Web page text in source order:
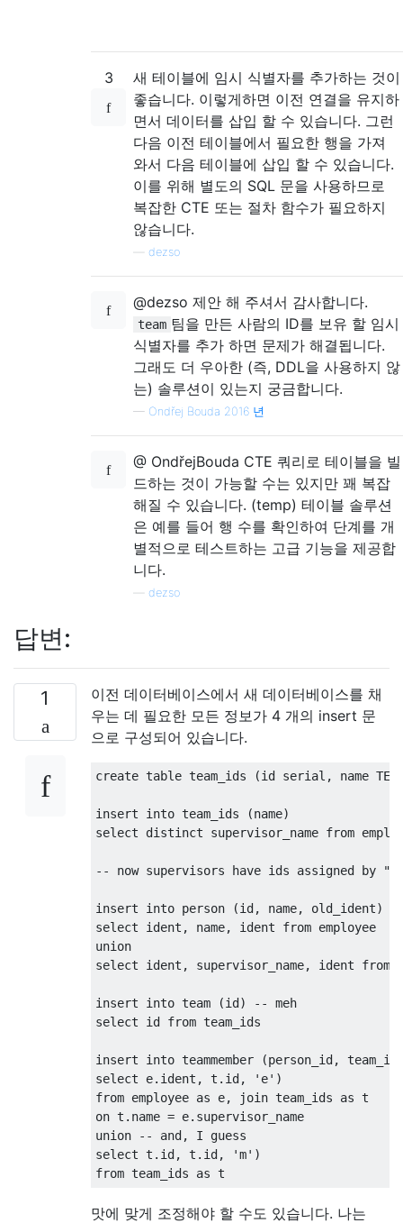
3
새 테이블에 임시 식별자를 추가하는 것이
좋습니다. 이렇게하면 이전 연결을 유지하
면서 데이터를 삽입 할 수 있습니다. 그런
다음 이전 테이블에서 필요한 행을 가져
와서 다음 테이블에 삽입 할 수 있습니다.
이를 위해 별도의 SQL 문을 사용하므로
복잡한 CTE 또는 절차 함수가 필요하지
않습니다.
dezso
@dezso 제안 해 주셔서 감사합니다.
team 팀을 만든 사람의 ID를 보유 할 임시
식별자를 추가 하면 문제가 해결됩니다.
그래도 더 우아한 (즉, DDL을 사용하지 않
는) 솔루션이 있는지 궁금합니다.
— Ondřej Bouda 2016 년
@ OndřejBouda CTE 쿼리로 테이블을 빌
드하는 것이 가능할 수는 있지만 꽤 복잡
해질 수 있습니다. (temp) 테이블 솔루션
은 예를 들어 행 수를 확인하여 단계를 개
별적으로 테스트하는 고급 기능을 제공합
니다.
dezso
답변:
1
이전 데이터베이스에서 새 데이터베이스를 채
우는 데 필요한 모든 정보가 4 개의 insert 문
으로 구성되어 있습니다.
create table team_ids (id serial , name
insert into team_ids (name)
select
distinct supervisor_name from
-- now supervisors have ids assigned by
insert into person (id , name, old_ident)
select ident , name, ident from
union
select ident , supervisor_name, ident from
insert into team (id )
-- meh
select id from team_ids
insert into teammember (person_id , team_id
select e. ident , t . id , 'e' )
from employee as e, join team_ids as
on t . name = e.
union
-- and, I guess
select t . id , t . id , 'm' )
from team_ids as t
맛에 맞게 조정해야 할 수도 있습니다. 나는